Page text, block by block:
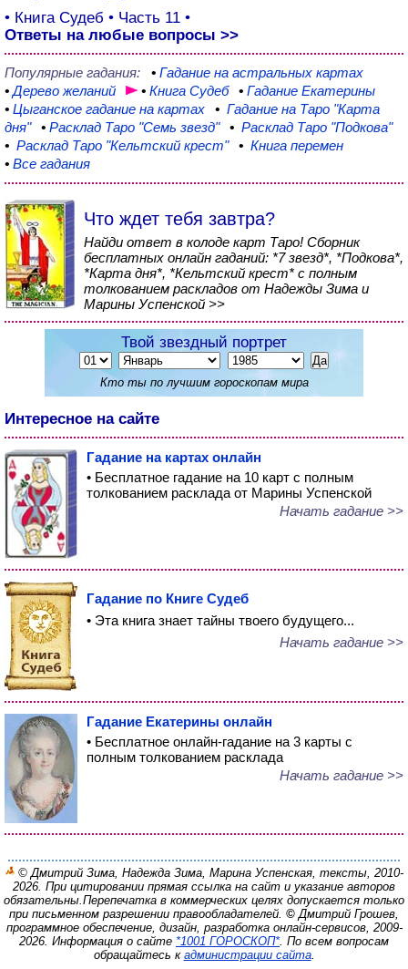
• Книга Судеб • Часть 11 •
Ответы на любые вопросы >>
Популярные гадания: • Гадание на астральных картах
•Дерево желаний • Книга Судеб • Гадание Екатерины
• Цыганское гадание на картах • Гадание на Таро "Карта
дня" • Расклад Таро "Семь звезд" • Расклад Таро "Подкова"
• Расклад Таро "Кельтский крест" • Книга перемен
• Все гадания
Что ждет тебя завтра?
Найди ответ в колоде карт Таро! Сборник
бесплатных онлайн гаданий: *7 звезд*, *Подкова*,
*Карта дня*, *Кельтский крест* с полным
толкованием раскладов от Надежды Зима и
Марины Успенской >>
Твой звездный портрет
Кто ты по лучшим гороскопам мира
Интересное на сайте
Гадание на картах онлайн
• Бесплатное гадание на 10 карт с полным
толкованием расклада от Марины Успенской
Начать гадание >>
Гадание по Книге Судеб
• Эта книга знает тайны твоего будущего...
Начать гадание >>
Гадание Екатерины онлайн
• Бесплатное онлайн-гадание на 3 карты с
полным толкованием расклада
Начать гадание >>
© Дмитрий Зима, Надежда Зима, Марина Успенская, тексты, 2010-
2026. При цитировании прямая ссылка на сайт и указание авторов
обязательны.Перепечатка в коммерческих целях допускается только
при письменном разрешении правообладателей. © Дмитрий Грошев,
программное обеспечение, дизайн, разработка онлайн-сервисов, 2009-
2026. Информация о сайте *1001 ГОРОСКОП*. По всем вопросам
обращайтесь к администрации сайта.